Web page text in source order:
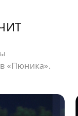
«Пюника».